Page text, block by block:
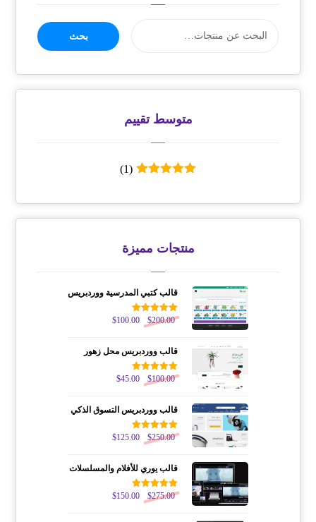
بحث
متوسط ​​تقييم
(1)
منتجات مميزة
قالب كتبي المدرسية ووردبريس
تم التقييم
من 5
$200.00
$100.00
قالب ووردبريس محل زهور
تم التقييم
من 5
$100.00
$45.00
قالب ووردبريس التسوق الذكي
تم التقييم
من 5
$250.00
$125.00
قالب يوري للأفلام والمسلسلات
تم التقييم
من 5
$275.00
$150.00